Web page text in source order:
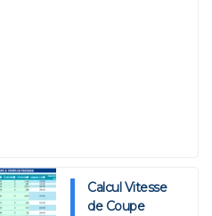
Calcul Vitesse
de Coupe